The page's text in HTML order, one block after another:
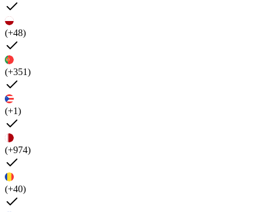
(+48)
(+351)
(+1)
(+974)
(+40)